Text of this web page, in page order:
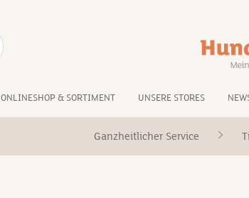
ONLINESHOP & SORTIMENT UNSERE STORES
Ganzheitlicher Service